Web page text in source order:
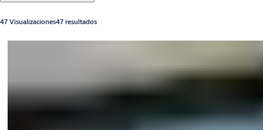
47 Visualizaciones47 resultados